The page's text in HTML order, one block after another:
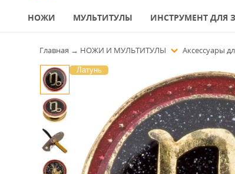
НОЖИ МУЛЬТИТУЛЫ ИНСТРУМЕНТ ДЛЯ
Главная → НОЖИ И МУЛЬТИТУЛЫ Аксессуары
Латунь